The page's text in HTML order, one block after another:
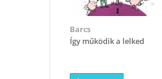
Barcs
​Így működik a lelked